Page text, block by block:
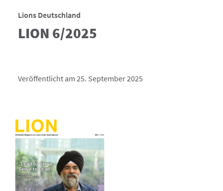
Lions Deutschland
LION 6/2025
Veröffentlicht am 25. September 2025